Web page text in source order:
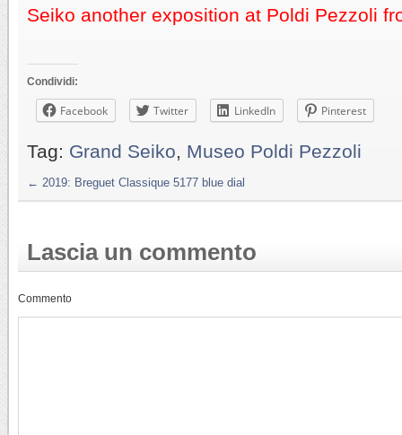
Seiko another exposition at Poldi Pezzoli
Condividi:
Facebook Twitter LinkedIn Pinterest
Tag: Grand Seiko Museo Poldi Pezzoli
← 2019: Breguet Classique 5177 blue dial
Lascia un commento
Commento